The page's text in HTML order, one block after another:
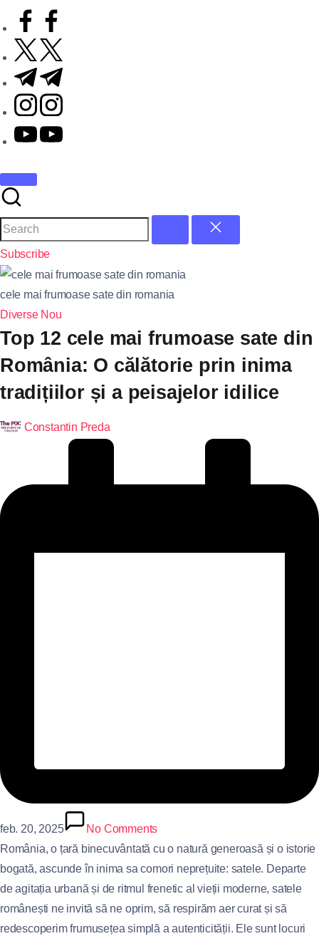
Subscribe
cele mai frumoase sate din romania
Diverse Nou
Top 12 cele mai frumoase sate din
România: O călătorie prin inima
tradițiilor și a peisajelor idilice
Constantin Preda
feb. 20, 2025
No Comments
România, o țară binecuvântată cu o natură generoasă și o istorie
bogată, ascunde în inima sa comori neprețuite: satele. Departe
de agitația urbană și de ritmul frenetic al vieții moderne, satele
românești ne invită să ne oprim, să respirăm aer curat și să
redescoperim frumusețea simplă a autenticității. Ele sunt locuri